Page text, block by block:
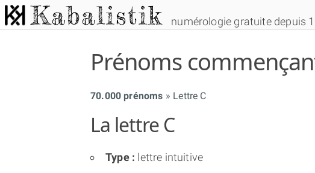
numérologie gratuite depuis
Prénoms
70.000 prénoms Lettre C
La lettre C
Type : lettre intuitive